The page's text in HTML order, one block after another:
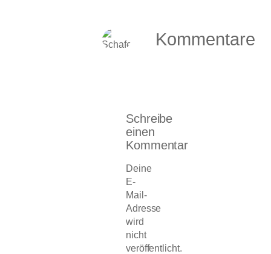
Kommentare
Schreibe
einen
Kommentar
Deine
E-
Mail-
Adresse
wird
nicht
veröffentlicht.